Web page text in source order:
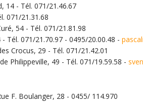
14 - Tél. 071/21.46.67
071/21.31.68
54 - Tél. 071/21.81.98
Tél. 071/21.70.97 - 0495/20.00.48 -
Crocus, 29 - Tél. 071/21.42.01
Philippeville, 49 - Tél. 071/19.59.58 -
F. Boulanger, 28 - 0455/ 114.970